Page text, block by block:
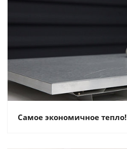
Самое экономичное тепло!